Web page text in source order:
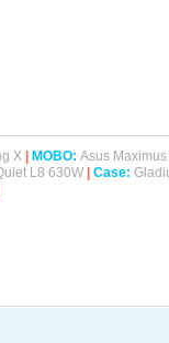
X | MOBO: Asus Maximus
L8 630W | Case: